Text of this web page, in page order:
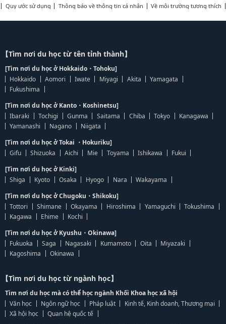
Quy ước sử dụng
Thông báo về thông tin cá nhân Về môi trường tương thích
【Tìm nơi du học từ tên tỉnh thành】
[Tìm nơi du học ở Hokkaido・Tohoku]
Hokkaido
Aomori Iwate Miyagi Akita
Yamagata
Fukushima
[Tìm nơi du học ở Kanto・Koshinetsu]
Ibaraki
Tochigi Gunma Saitama Chiba Tokyo
Kanagawa
Yamanashi
Nagano
Niigata
[Tìm nơi du học ở Tokai ・Hokuriku]
Gifu
Shizuoka Aichi Mie Toyama Ishikawa
Fukui
[Tìm nơi du học ở Kinki]
Shiga
Kyoto Osaka Hyogo Nara
Wakayama
[Tìm nơi du học ở Chugoku・Shikoku]
Tottori
Shimane Okayama Hiroshima Yamaguchi
Tokushima
Kagawa
Ehime
Kochi
[Tìm nơi du học ở Kyushu・Okinawa]
Fukuoka
Saga Nagasaki Kumamoto Oita
Miyazaki
Kagoshima
Okinawa
【Tìm nơi du học từ ngành học】
Tìm nơi du học mà có thể học ngành Khối Khoa học xã hội
Văn học
Ngôn ngữ học Pháp luật
Kinh tế, Kinh doanh, Thương mại
Xã hội học
Quan hệ quốc tế